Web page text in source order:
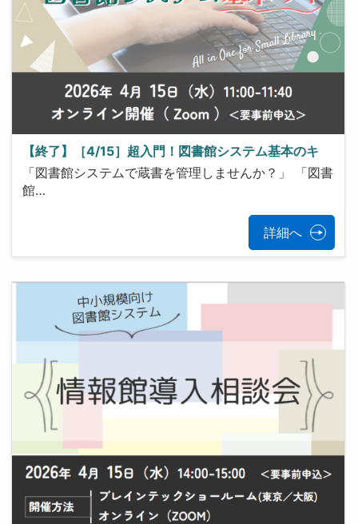
【終了】［4/15］超入門！図書館システム基本のキ
「図書館システムで蔵書を管理しませんか？」 「図書
館…
詳細へ